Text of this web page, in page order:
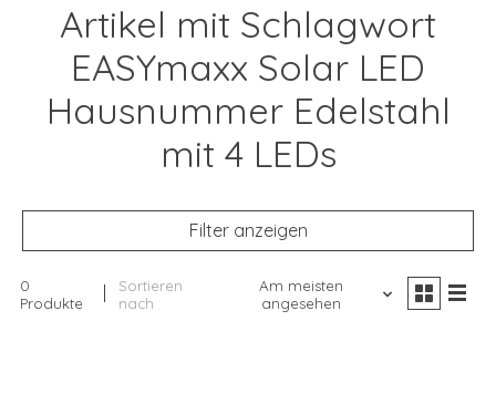
Artikel mit Schlagwort
EASYmaxx Solar LED
Hausnummer Edelstahl
mit 4 LEDs
Filter anzeigen
0
Produkte
Sortieren
nach
Am meisten
angesehen